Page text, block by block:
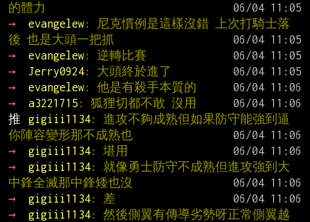
的體力
→
evangelew: 尼克慣例是這樣沒錯 上次打騎士落
後 也是大頭一把抓
→
evangelew: 逆轉比賽
→
Jerry0924: 大頭終於進了
→
evangelew: 他是有殺手本質的
→
a3221715 : 狐狸切都不敢 沒用
推
gigiii1134: 進攻不夠成熟但如果防守能強到逼
你陣容變形那不成熟也
→
gigiii1134: 堪用
→
gigiii1134: 就像勇士防守不成熟但進攻強到大
中鋒全滅那中鋒矮也沒
→
gigiii1134: 差
→
gigiii1134: 然後側翼有傳導劣勢呀正常側翼越